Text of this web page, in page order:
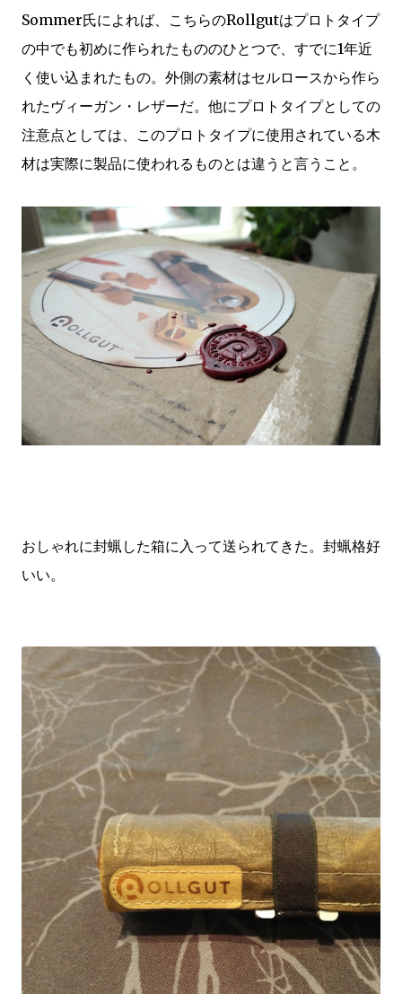
Sommer氏によれば、こちらのRollgutはプロトタイプ
の中でも初めに作られたもののひとつで、すでに1年近
く使い込まれたもの。外側の素材はセルロースから作ら
れたヴィーガン・レザーだ。他にプロトタイプとしての
注意点としては、このプロトタイプに使用されている木
材は実際に製品に使われるものとは違うと言うこと。
おしゃれに封蝋した箱に入って送られてきた。封蝋格好
いい。